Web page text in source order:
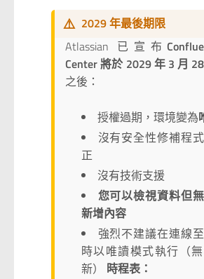
⚠️ 2029 年最後期限
Atlassian 已宣布
Center 將於 2029 年 3 月
之後：
授權過期，環境變為
沒有安全性修補程
正
沒有技術支援
您可以檢視資料但
新增內容
強烈不建議在連線
時以唯讀模式執行（
新） 時程表：